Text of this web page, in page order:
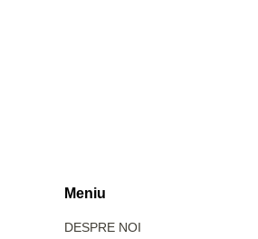
Meniu
DESPRE NOI